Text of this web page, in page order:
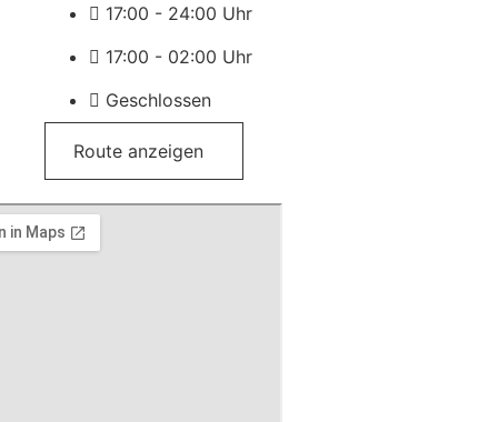
17:00 - 24:00 Uhr
17:00 - 02:00 Uhr
Geschlossen
Route anzeigen